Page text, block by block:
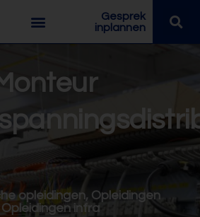
Gesprek
inplannen
opleidingen, Opleidingen
Opleidingen infra